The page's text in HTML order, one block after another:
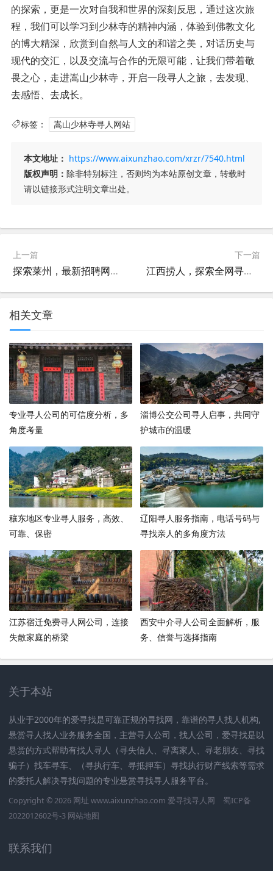
的探索，更是一次对自我和世界的深刻反思，通过这次旅
程，我们可以学习到少林寺的精神内涵，体验到佛教文化
的博大精深，欣赏到自然与人文的和谐之美，对话历史与
现代的交汇，以及交流与合作的无限可能，让我们带着敬
畏之心，走进嵩山少林寺，开启一段寻人之旅，去发现、
去感悟、去成长。
标签： 嵩山少林寺寻人网站
本文地址： https://www.aixunzhao.com/xrzr/7540.html
版权声明： 除非特别标注，否则均为本站原创文章，转载时
请以链接形式注明文章出处。
上一篇
探索莱州，最新招聘网站全解析
下一篇
江西捞人，探索全网寻人网站的新趋势与挑战
相关文章
专业寻人公司的可信度分析，多
角度考量
淄博公交公司寻人启事，共同守
护城市的温暖
穰东地区专业寻人服务，高效、
可靠、保密
辽阳寻人服务指南，电话号码与
寻找亲人的多角度方法
江苏宿迁免费寻人网公司，连接
失散家庭的桥梁
西安中介寻人公司全面解析，服
务、信誉与选择指南
关于本站
从业于2000年的爱寻找是可靠正规的寻找网，靠谱的寻人找人机构,
悬赏寻人找人业务服务全国，主营寻人公司，找人公司，爱寻找是以
悬赏的方式帮助有找人寻人（寻失信人、寻离家人、寻老朋友、寻找
骗子）找车寻车、（寻执行车、寻抵押车）寻找执行财产线索等需求
的委托人解决寻找问题的专业悬赏寻找寻人服务平台。
Copyright © 2026 网址 www.aixunzhao.com 爱寻找寻人网
蜀ICP备
2022012602号-3 网站地图
联系我们